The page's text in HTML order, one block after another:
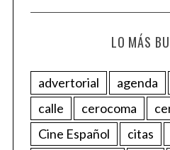
LO MÁS
advertorial agenda
calle
cerocoma
Cine Español
citas